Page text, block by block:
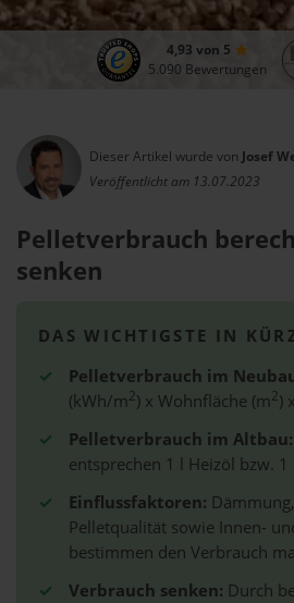
4,93 von 5
5.090 Bewertungen
Dieser Artikel wurde von Josef
Veröffentlicht am 13.07.2023
Pelletverbrauch
senken
DAS WICHTIGSTE IN
✓
Pelletverbrauch im
(kWh/m2) x Wohnfläche (m2)
✓
Pelletverbrauch im Altbau:
entsprechen 1 l Heizöl bzw. 1
✓
Einflussfaktoren:
Pelletqualität sowie Innen-
bestimmen den Verbrauch
✓
Verbrauch senken: Durch